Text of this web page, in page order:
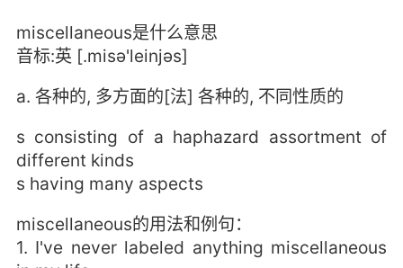
miscellaneous是什么意思
音标:英 [.misә'leinjәs]
a. 各种的, 多方面的[法] 各种的, 不同性质的
s consisting of a haphazard assortment of
different kinds
s having many aspects
miscellaneous的用法和例句：
1. I've never labeled anything miscellaneous